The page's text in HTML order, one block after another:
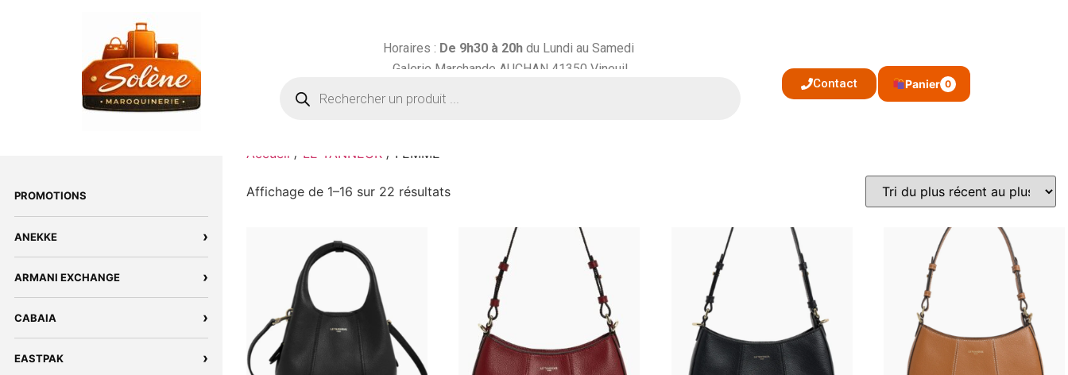
Horaires : De 9h30 à 20hdu Lundi au Samedi
Galerie Marchande AUCHAN 41350 Vineuil
Contact Panier 0
PROMOTIONS
ANEKKE ›
ARMANI EXCHANGE ›
CABAIA ›
EASTPAK ›
Accueil / LE TANNEUR / FEMME
Affichage de 1–16 sur 22 résultats